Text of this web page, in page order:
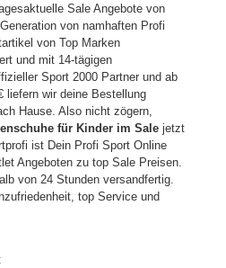
Sale Angebote von
von namhaften Profi
von Top Marken
und mit 14-tägigen
Sport 2000 Partner und ab
liefern wir deine Bestellung
Hause. Also nicht zögern,
für Kinder im Sale jetzt
ist Dein Profi Sport Online
Angeboten zu top Sale Preisen.
von 24 Stunden versandfertig.
top Service und